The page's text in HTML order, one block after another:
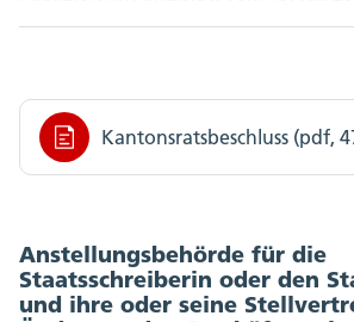
Kantonsratsbeschluss (pdf,
Anstellungsbehörde für die
Staatsschreiberin oder den
und ihre oder seine